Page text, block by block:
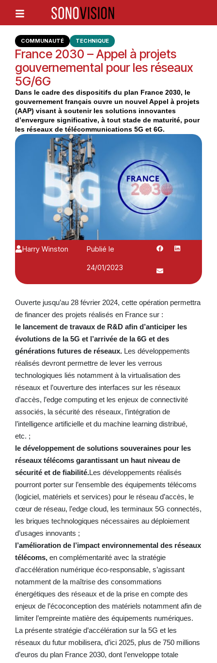
COMMUNAUTÉ TECHNIQUE
France 2030 – Appel à projets
gouvernemental pour les réseaux
5G/6G
Dans le cadre des dispositifs du plan France 2030, le
gouvernement français ouvre un nouvel Appel à projets
(AAP) visant à soutenir les solutions innovantes
d’envergure significative, à tout stade de maturité, pour
les réseaux de télécommunications 5G et 6G.
Harry Winston
Publié le
24/01/2023
Ouverte jusqu’au 28 février 2024, cette opération permettra
de financer des projets réalisés en France sur :
le lancement de travaux de R&D afin d’anticiper les
évolutions de la 5G et l’arrivée de la 6G et des
générations futures de réseaux.Les développements
réalisés devront permettre de lever les verrous
technologiques liés notamment à la virtualisation des
réseaux et l’ouverture des interfaces sur les réseaux
d’accès, l’edge computing et les enjeux de connectivité
associés, la sécurité des réseaux, l’intégration de
l’intelligence artificielle et du machine learning distribué,
etc. ;
le développement de solutions souveraines pour les
réseaux télécoms garantissant un haut niveau de
sécurité et de fiabilité.Les développements réalisés
pourront porter sur l’ensemble des équipements télécoms
(logiciel, matériels et services) pour le réseau d’accès, le
cœur de réseau, l’edge cloud, les terminaux 5G connectés,
les briques technologiques nécessaires au déploiement
d’usages innovants ;
l’amélioration de l’impact environnemental des réseaux
télécoms,en complémentarité avec la stratégie
d’accélération numérique éco-responsable, s’agissant
notamment de la maîtrise des consommations
énergétiques des réseaux et de la prise en compte des
enjeux de l’écoconception des matériels notamment afin de
limiter l’empreinte matière des équipements numériques.
La présente stratégie d’accélération sur la 5G et les
réseaux du futur mobilisera, d’ici 2025, plus de 750 millions
d’euros du plan France 2030, dont l’enveloppe totale